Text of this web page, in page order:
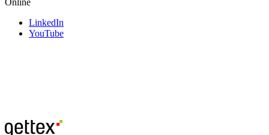
LinkedIn
YouTube